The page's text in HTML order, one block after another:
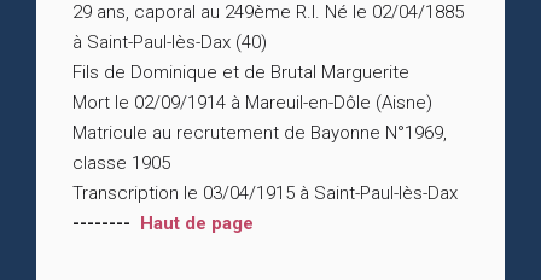
29 ans, caporal au 249ème R.I. Né le 02/04/1885
à Saint-Paul-lès-Dax (40)
Fils de Dominique et de Brutal Marguerite
Mort le 02/09/1914 à Mareuil-en-Dôle (Aisne)
Matricule au recrutement de Bayonne N°1969,
classe 1905
Transcription le 03/04/1915 à Saint-Paul-lès-Dax
-------- Haut de page